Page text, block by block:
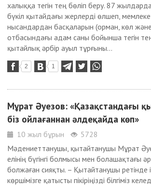
халыққа тегін тең бөліп беру. 87
бүкіл қытайдағы жерлерді өлшеп,
нысандардан басқаларын (орман, көл
отбасындағы адам саны бойынша тегін
қытайлық әрбір ауыл тұрғыны...
2 1
Мұрат Әуезов: «Қазақстандағы
біз ойлағаннан әлдеқайда көп»
10 жыл бұрын
5728
Мәдениеттанушы, қытайтанушы Мұрат
елінің бүгінгі болмысы мен болашақтағы
болжаған сияқты. – Қытайтанушы ретінде
көршімізге қатысты пікіріңізді білгіміз